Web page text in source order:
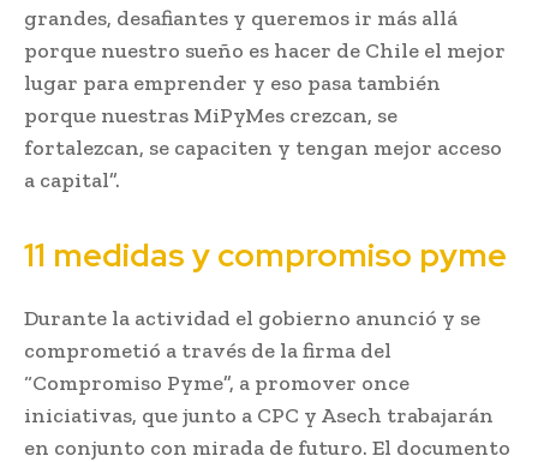
grandes, desafiantes y queremos ir más allá
porque nuestro sueño es hacer de Chile el mejor
lugar para emprender y eso pasa también
porque nuestras MiPyMes crezcan, se
fortalezcan, se capaciten y tengan mejor acceso
a capital”.
11 medidas y compromiso pyme
Durante la actividad el gobierno anunció y se
comprometió a través de la firma del
“Compromiso Pyme”, a promover once
iniciativas, que junto a CPC y Asech trabajarán
en conjunto con mirada de futuro. El documento